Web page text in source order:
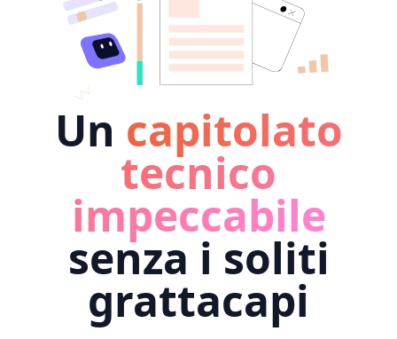
Un capitolato
tecnico
impeccabile
senza i soliti
grattacapi